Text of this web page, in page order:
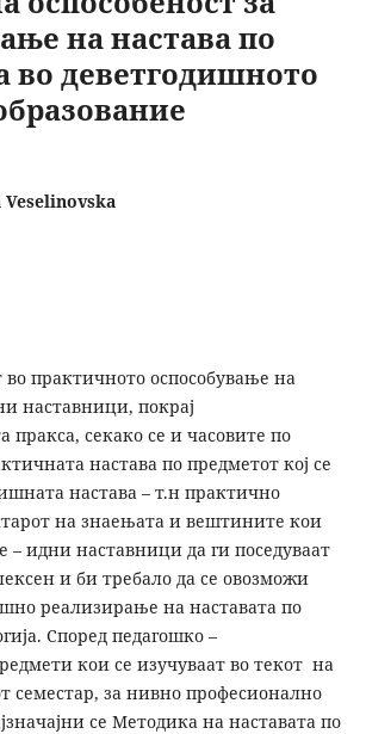
на настава по
во деветгодишното
Veselinovska
во практичното оспособување на
наставници, покрај
пракса, секако се и часовите по
настава по предметот кој се
настава – т.н практично
на знаењата и вештините кои
– идни наставници да ги поседуваат
и би требало да се овозможи
реализирање на наставата по
Според педагошко –
кои се изучуваат во текот на
семестар, за нивно професионално
се Методика на наставата по